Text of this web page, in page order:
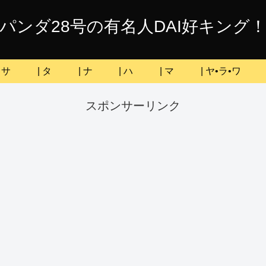
パンダ28号の有名人DAI好キング！
| サ | タ | ナ | ハ | マ | ヤ•ラ•ワ
スポンサーリンク